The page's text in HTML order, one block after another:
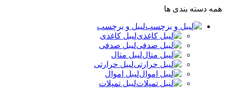
همه دسته بندی ها
لیبل و برچسب
لیبل کاغذی
لیبل صدفی
لیبل متال
لیبل حرارتی
لیبل اموال
لیبل تمپلات